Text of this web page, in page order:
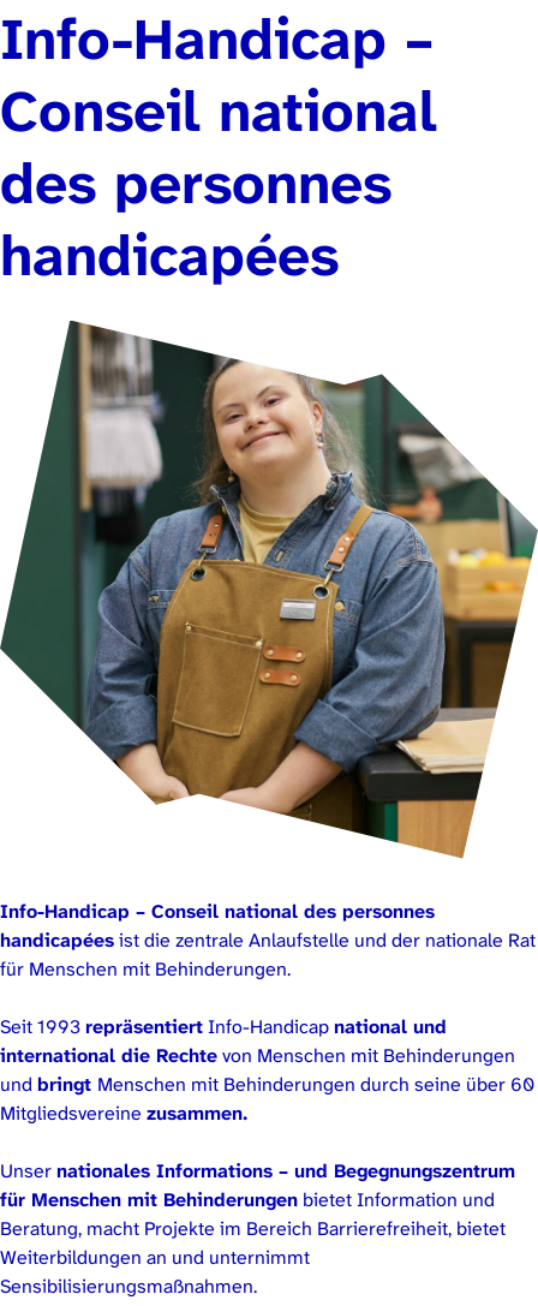
Info-Handicap –
Conseil national
des personnes
handicapées
Info-Handicap – Conseil national des personnes
handicapéesist die zentrale Anlaufstelle und der nationale Rat
für Menschen mit Behinderungen.
Seit 1993repräsentiertInfo-Handicapnational und
international die Rechtevon Menschen mit Behinderungen
undbringt Menschen mit Behinderungen durch seine über 60
Mitgliedsvereinezusammen.
Unsernationales Informations – und Begegnungszentrum
für Menschen mit Behinderungen bietet Information und
Beratung, macht Projekte im Bereich Barrierefreiheit, bietet
Weiterbildungen an und unternimmt
Sensibilisierungsmaßnahmen.